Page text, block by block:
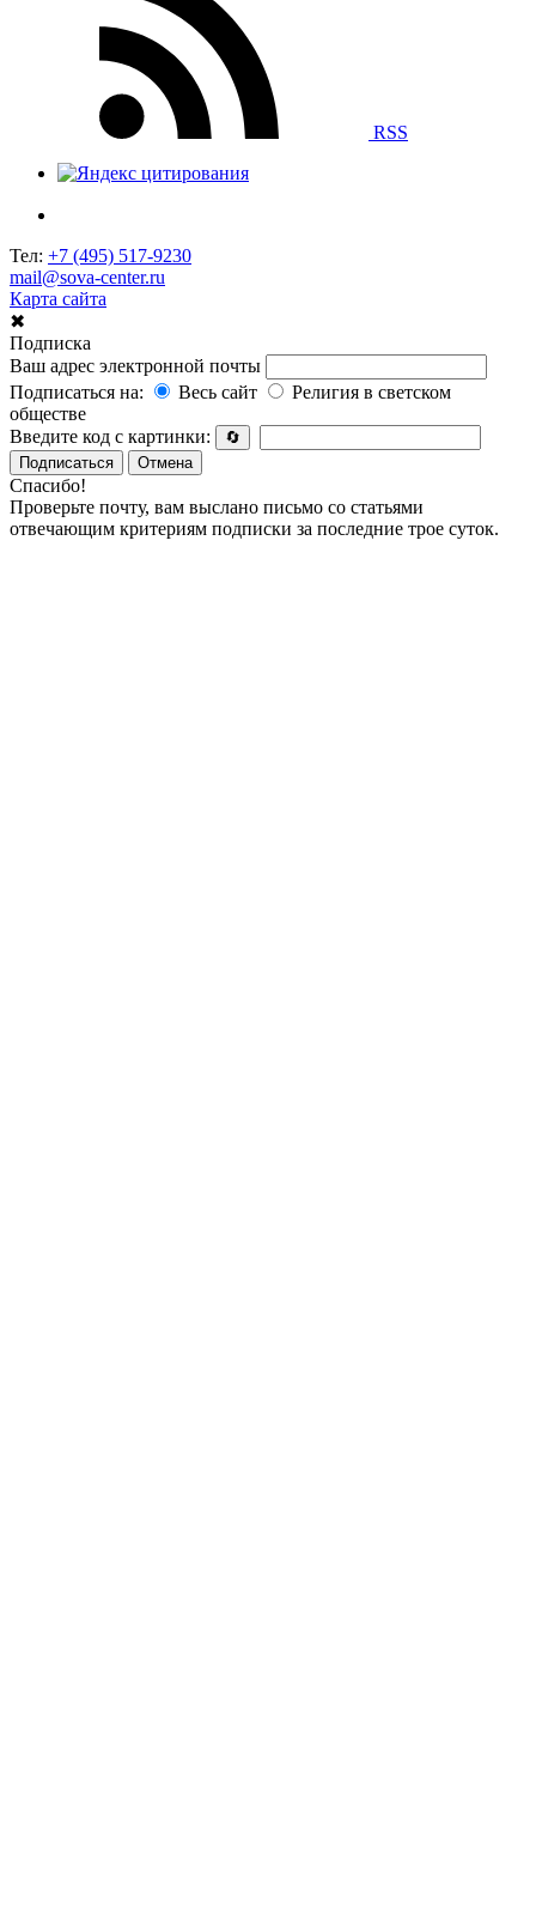
RSS
Тел: +7 (495) 517-9230
mail@sova-center.ru
Карта сайта
✖
Подписка
Ваш адрес электронной почты
Подписаться на:
Весь сайт
Религия в светском
обществе
Введите код с картинки:
🔄
Подписаться
Отмена
Спасибо!
Проверьте почту, вам выслано письмо со статьями
отвечающим критериям подписки за последние трое суток.